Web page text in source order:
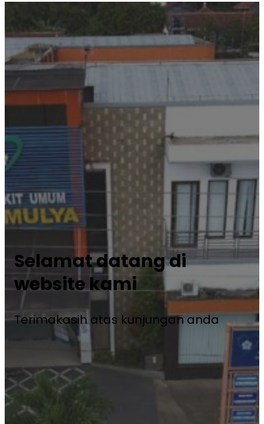
Selamat datang di
website kami
Terimakasih atas kunjungan anda